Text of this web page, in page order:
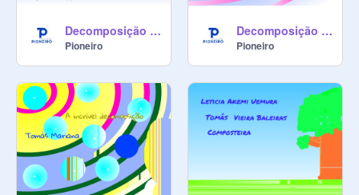
Decomposição - Pedro e Laís
Pioneiro
Decomposição - Rafael e Milena
Pioneiro